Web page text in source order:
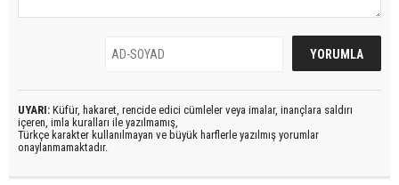
UYARI: Küfür, hakaret, rencide edici cümleler veya imalar, inançlara saldırı
içeren, imla kuralları ile yazılmamış,
Türkçe karakter kullanılmayan ve büyük harflerle yazılmış yorumlar
onaylanmamaktadır.